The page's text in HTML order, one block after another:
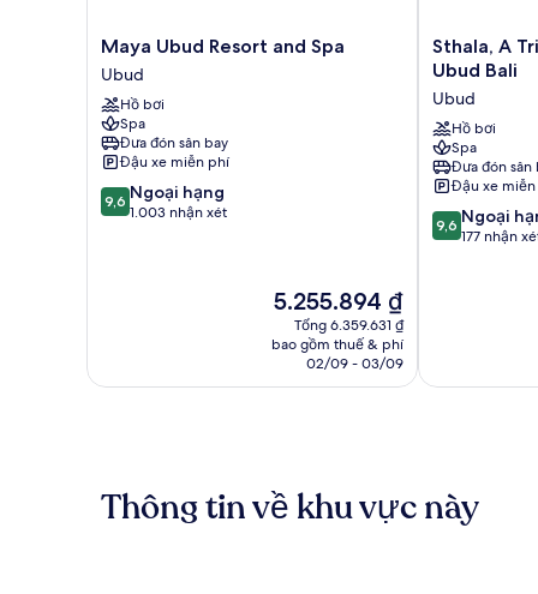
Maya
Ubud
Resort
and
Spa
Ubud
Maya Ubud Resort and Spa
Ubud
Hồ bơi
Spa
Đưa đón sân bay
Đậu xe miễn phí
9.6
trên
9,6 Ngoại hạng
1.003 nhận xét
Giá
hiện
tại
5.255.894 ₫
5.255.894 ₫
Tổng 6.359.631 ₫
bao gồm thuế & phí
02/09 - 03/09
Sthala,
A
Portfolio
Hotel,
Ubud
Bali
Ubud
Sthala, A
Ubud Bali
Ubud
Hồ bơi
Spa
Đưa đón sân
Đậu xe
9.6
trên
9,6 Ngoại
177 nhận
Thông tin về khu vực này